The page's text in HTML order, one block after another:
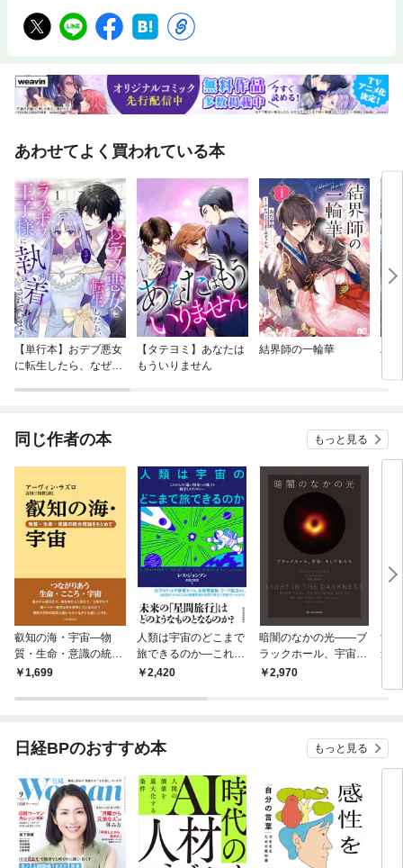
あわせてよく買われている本
【単行本】おデブ悪女
に転生したら、なぜか
【タテヨミ】あなたは
もういりません
結界師の一輪華
バ
今
同じ作者の本 もっと見る
叡知の海・宇宙―物
質・生命・意識の統合
理論をもとめて
1,699
人類は宇宙のどこまで
旅できるのか―これか
らの「遠い恒星への
ジー
2,420
暗闇のなかの光――ブ
ラックホール、宇宙、
そして私たち
2,970
世
量
日経BPのおすすめ本 もっと見る